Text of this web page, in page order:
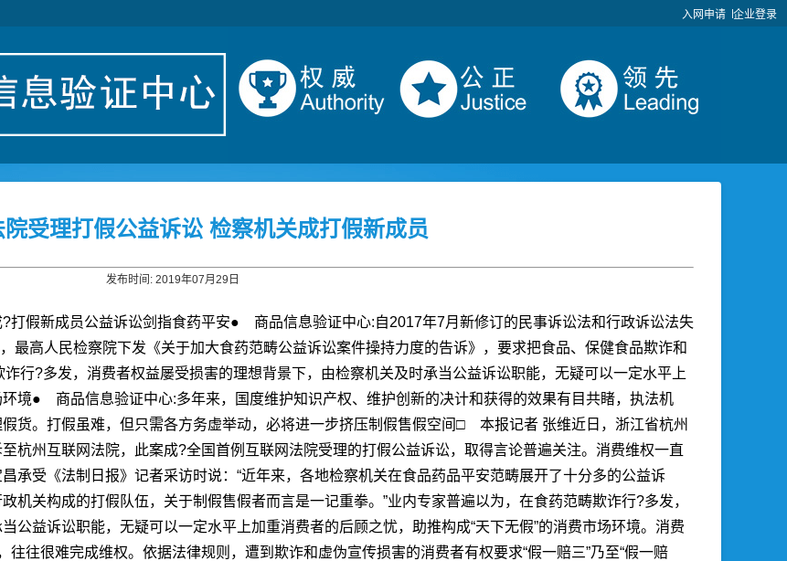
入网申请 企业登录
院受理打假公益诉讼 检察机关成打假新成员
发布时间: 2019年07月29日
打假新成员公益诉讼剑指食药平安● 商品信息验证中心:自2017年7月新修订的民事诉讼法和行政诉讼法失
最高人民检察院下发《关于加大食药范畴公益诉讼案件操持力度的告诉》，要求把食品、保健食品欺诈和
行?多发，消费者权益屡受损害的理想背景下，由检察机关及时承当公益诉讼职能，无疑可以一定水平上
环境● 商品信息验证中心:多年来，国度维护知识产权、维护创新的决计和获得的效果有目共睹，执法机
货。打假虽难，但只需各方务虚举动，必将进一步挤压制假售假空间□ 本报记者 张维近日，浙江省杭州
杭州互联网法院，此案成?全国首例互联网法院受理的打假公益诉讼，取得言论普遍关注。消费维权一直
承受《法制日报》记者采访时说：“近年来，各地检察机关在食品药品平安范畴展开了十分多的公益诉
机关构成的打假队伍，关于制假售假者而言是一记重拳。”业内专家普遍以为，在食药范畴欺诈行?多发，
公益诉讼职能，无疑可以一定水平上加重消费者的后顾之忧，助推构成“天下无假”的消费市场环境。消费
往很难完成维权。依据法律规则，遭到欺诈和虚伪宣传损害的消费者有权要求“假一赔三”乃至“假一赔